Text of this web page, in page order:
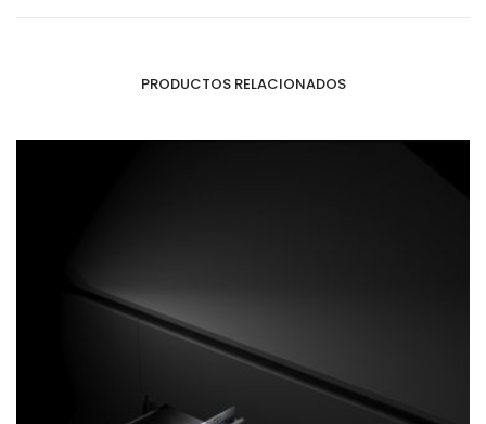
PRODUCTOS RELACIONADOS